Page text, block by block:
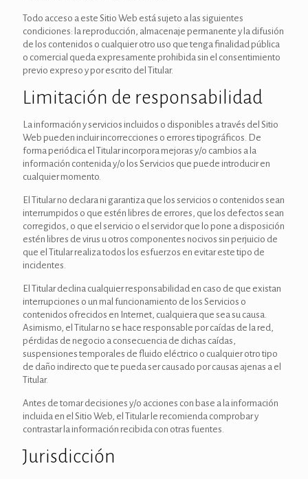
Todo acceso a este Sitio Web está sujeto a las siguientes
condiciones: la reproducción, almacenaje permanente y la difusión
de los contenidos o cualquier otro uso que tenga finalidad pública
o comercial queda expresamente prohibida sin el consentimiento
previo expreso y por escrito del Titular.
Limitación de responsabilidad
La información y servicios incluidos o disponibles a través del Sitio
Web pueden incluir incorrecciones o errores tipográficos. De
forma periódica el Titular incorpora mejoras y/o cambios a la
información contenida y/o los Servicios que puede introducir en
cualquier momento.
El Titular no declara ni garantiza que los servicios o contenidos sean
interrumpidos o que estén libres de errores, que los defectos sean
corregidos, o que el servicio o el servidor que lo pone a disposición
estén libres de virus u otros componentes nocivos sin perjuicio de
que el Titular realiza todos los esfuerzos en evitar este tipo de
incidentes.
El Titular declina cualquier responsabilidad en caso de que existan
interrupciones o un mal funcionamiento de los Servicios o
contenidos ofrecidos en Internet, cualquiera que sea su causa.
Asimismo, el Titular no se hace responsable por caídas de la red,
pérdidas de negocio a consecuencia de dichas caídas,
suspensiones temporales de fluido eléctrico o cualquier otro tipo
de daño indirecto que te pueda ser causado por causas ajenas a el
Titular.
Antes de tomar decisiones y/o acciones con base a la información
incluida en el Sitio Web, el Titular le recomienda comprobar y
contrastar la información recibida con otras fuentes.
Jurisdicción